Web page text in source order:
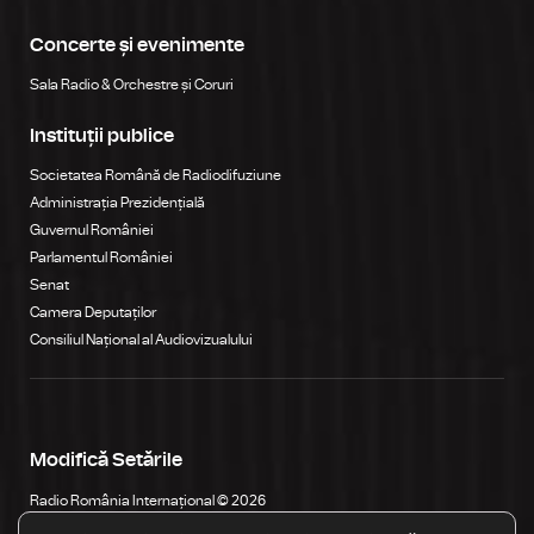
Concerte și evenimente
Sala Radio & Orchestre și Coruri
Instituții publice
Societatea Română de Radiodifuziune
Administrația Prezidențială
Guvernul României
Parlamentul României
Senat
Camera Deputaților
Consiliul Național al Audiovizualului
Modifică Setările
Radio România Internațional © 2026